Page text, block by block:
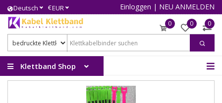
Deutsch €EUR Einloggen | NEU ANMELDEN
0 0 0
Klettband Shop